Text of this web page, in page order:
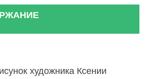
художника Ксении